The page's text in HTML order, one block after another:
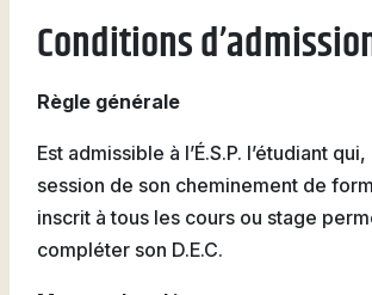
Conditions
Règle générale
Est admissible à l’É.S.P. l’étudiant
session de son cheminement de
inscrit à tous les cours ou stage
compléter son D.E.C.